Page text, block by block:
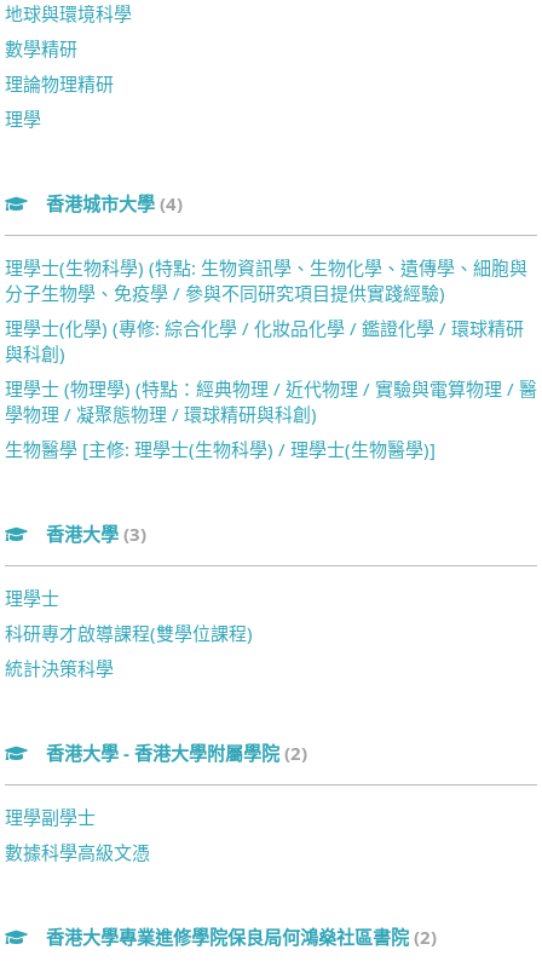
地球與環境科學
數學精研
理論物理精研
理學
香港城市大學 (4)
理學士(生物科學) (特點: 生物資訊學、生物化學、遺傳學、細胞與
分子生物學、免疫學 / 參與不同研究項目提供實踐經驗)
理學士(化學) (專修: 綜合化學 / 化妝品化學 / 鑑證化學 / 環球精研
與科創)
理學士 (物理學) (特點：經典物理 / 近代物理 / 實驗與電算物理 / 醫
學物理 / 凝聚態物理 / 環球精研與科創)
生物醫學 [主修: 理學士(生物科學) / 理學士(生物醫學)]
香港大學 (3)
理學士
科研專才啟導課程(雙學位課程)
統計決策科學
香港大學 - 香港大學附屬學院 (2)
理學副學士
數據科學高級文憑
香港大學專業進修學院保良局何鴻燊社區書院 (2)